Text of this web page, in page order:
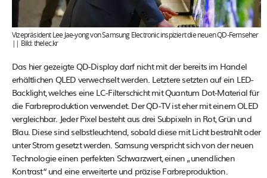
Vizepräsident Lee Jae-yong von Samsung Electronic inspiziert die neuen QD-Fernseher
|| Bild: thelec.kr
Das hier gezeigte QD-Display darf nicht mit der bereits im Handel
erhältlichen QLED verwechselt werden. Letztere setzten auf ein LED-
Backlight, welches eine LC-Filterschicht mit Quantum Dot-Material für
die Farbreproduktion verwendet. Der QD-TV ist eher mit einem OLED
vergleichbar. Jeder Pixel besteht aus drei Subpixeln in Rot, Grün und
Blau. Diese sind selbstleuchtend, sobald diese mit Licht bestrahlt oder
unter Strom gesetzt werden. Samsung verspricht sich von der neuen
Technologie einen perfekten Schwarzwert, einen „unendlichen
Kontrast“ und eine erweiterte und präzise Farbreproduktion.